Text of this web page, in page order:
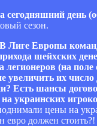
день
сезон.
В Лиге Европы
шейхских
легионеров (на
увеличить их
Есть шансы
украинских
цены на
евро должен стоить?!